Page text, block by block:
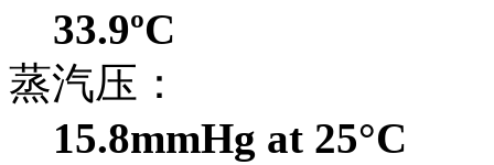
33.9ºC
蒸汽压：
15.8mmHg at 25°C